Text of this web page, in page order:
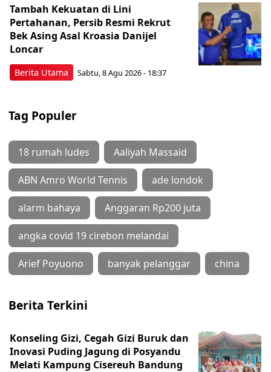
Berita Utama
Tambah Kekuatan di Lini
Pertahanan, Persib Resmi Rekrut
Bek Asing Asal Kroasia Danijel
Loncar
Sabtu, 8 Agu 2026 - 18:37
Tag Populer
18 rumah ludes Aaliyah Massaid
ABN Amro World Tennis ade londok
alarm bahaya Anggaran Rp200 juta
angka covid 19 cirebon melandai
Arief Poyuono banyak pelanggar china
Berita Terkini
Konseling Gizi, Cegah Gizi Buruk dan
Inovasi Puding Jagung di Posyandu
Melati Kampung Cisereuh Bandung